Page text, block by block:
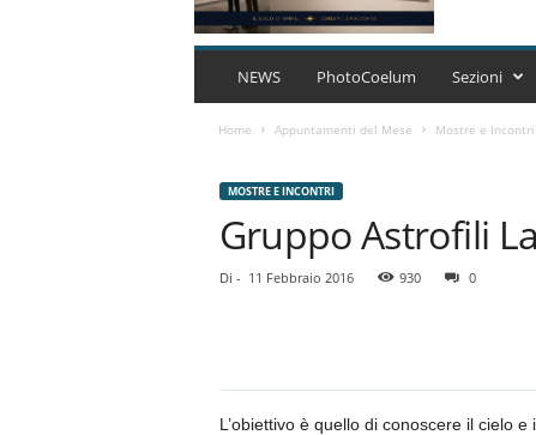
C
t
a
NEWS PhotoCoelum Sezioni
Home Appuntamenti del Mese Mostre e Incontri
MOSTRE E INCONTRI
Gruppo Astrofili
Di - 11 Febbraio 2016 930 0
L’obiettivo è quello di conoscere il cielo